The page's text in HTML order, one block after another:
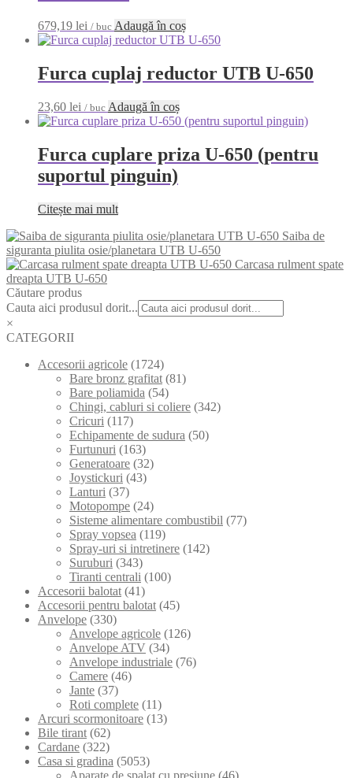
679,19 lei / buc Adaugă în coș
Furca cuplaj reductor UTB U-650
23,60 lei / buc Adaugă în coș
Furca cuplare priza U-650 (pentru
suportul pinguin)
Citește mai mult
Saiba de
siguranta piulita osie/planetara UTB U-650
Carcasa rulment spate
dreapta UTB U-650
Căutare produs
Cauta aici produsul dorit...
×
CATEGORII
Accesorii agricole (1724)
Bare bronz grafitat (81)
Bare poliamida (54)
Chingi, cabluri si coliere (342)
Cricuri (117)
Echipamente de sudura (50)
Furtunuri (163)
Generatoare (32)
Joystickuri (43)
Lanturi (37)
Motopompe (24)
Sisteme alimentare combustibil (77)
Spray vopsea (119)
Spray-uri si intretinere (142)
Suruburi (343)
Tiranti centrali (100)
Accesorii balotat (41)
Accesorii pentru balotat (45)
Anvelope (330)
Anvelope agricole (126)
Anvelope ATV (34)
Anvelope industriale (76)
Camere (46)
Jante (37)
Roti complete (11)
Arcuri scormonitoare (13)
Bile tirant (62)
Cardane (322)
Casa si gradina (5053)
Aparate de spalat cu presiune (46)